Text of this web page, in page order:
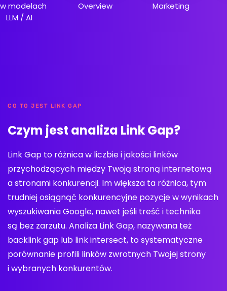
Overview
Marketing
Automation
CO TO JEST LINK GAP
Czym jest analiza Link Gap?
Link Gap to różnica w liczbie i jakości linków
przychodzących między Twoją stroną internetową
a stronami konkurencji. Im większa ta różnica, tym
trudniej osiągnąć konkurencyjne pozycje w wynikach
wyszukiwania Google, nawet jeśli treść i technika
są bez zarzutu. Analiza Link Gap, nazywana też
backlink gap lub link intersect, to systematyczne
porównanie profili linków zwrotnych Twojej strony
i wybranych konkurentów.